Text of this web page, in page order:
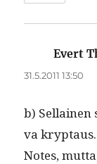
Evert
31.5.2011 13:50
b) Sel­l­ainen
va
Notes,